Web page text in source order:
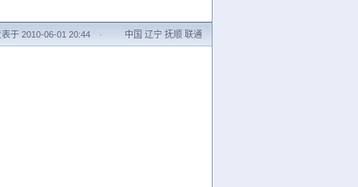
表于 2010-06-01 20:44 · 中国 辽宁 抚顺 联通